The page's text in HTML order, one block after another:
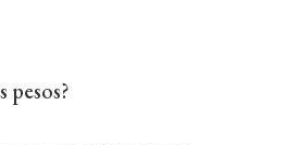
pesos?